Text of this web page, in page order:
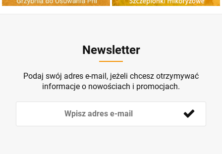
Newsletter
Podaj swój adres e-mail, jeżeli chcesz otrzymywać
informacje o nowościach i promocjach.